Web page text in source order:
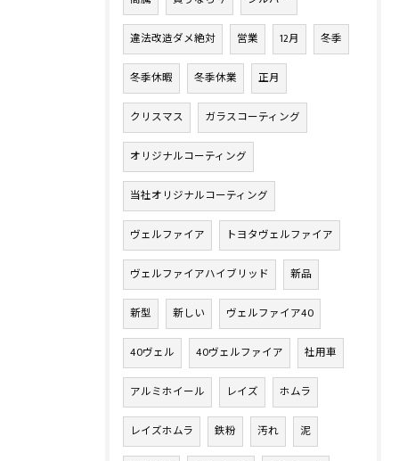
違法改造ダメ絶対 営業 12月 冬季
冬季休暇 冬季休業 正月
クリスマス ガラスコーティング
オリジナルコーティング
当社オリジナルコーティング
ヴェルファイア トヨタヴェルファイア
ヴェルファイアハイブリッド 新品
新型 新しい ヴェルファイア40
40ヴェル 40ヴェルファイア 社用車
アルミホイール レイズ ホムラ
レイズホムラ 鉄粉 汚れ 泥